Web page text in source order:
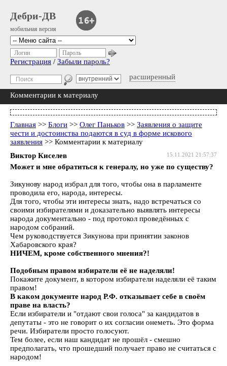
Дебри-ДВ
мобильная версия
расширенный
Логин Пароль
Регистрация / Забыли пароль?
Комментарии к материалу
Главная >> Блоги >> Олег Паньков >> Заявления о защите
чести и достоинства подаются в суд в форме искового
заявления >> Комментарии к материалу
15.11.2021 21:57:37
Виктор Киселев
Может и мне обратиться к генералу, но уже по существу?
Зикунову народ избрал для того, чтобы она в парламенте
проводила его, народа, интересы.
Для того, чтобы эти интересы знать, надо встречаться со
своими избирателями и доказательно выявлять интересы
народа документально - под протокол проведённых с
народом собраний.
Чем руководствуется Зикунова при принятии законов
Хабаровского края?
НИЧЕМ, кроме собственного мнения?!
Подобным правом избиратели её не наделяли!
Покажите документ, в котором избиратели наделяли её таким
правом!
В каком документе народ Р.Ф. отказывает себе в своём
праве на власть?
Если избиратели и "отдают свои голоса" за кандидатов в
депутаты - это не говорит о их согласии онеметь. Это форма
речи. Избиратели просто голосуют.
Тем более, если наш кандидат не прошёл - смешно
предполагать, что прошедший получает право не считаться с
народом!